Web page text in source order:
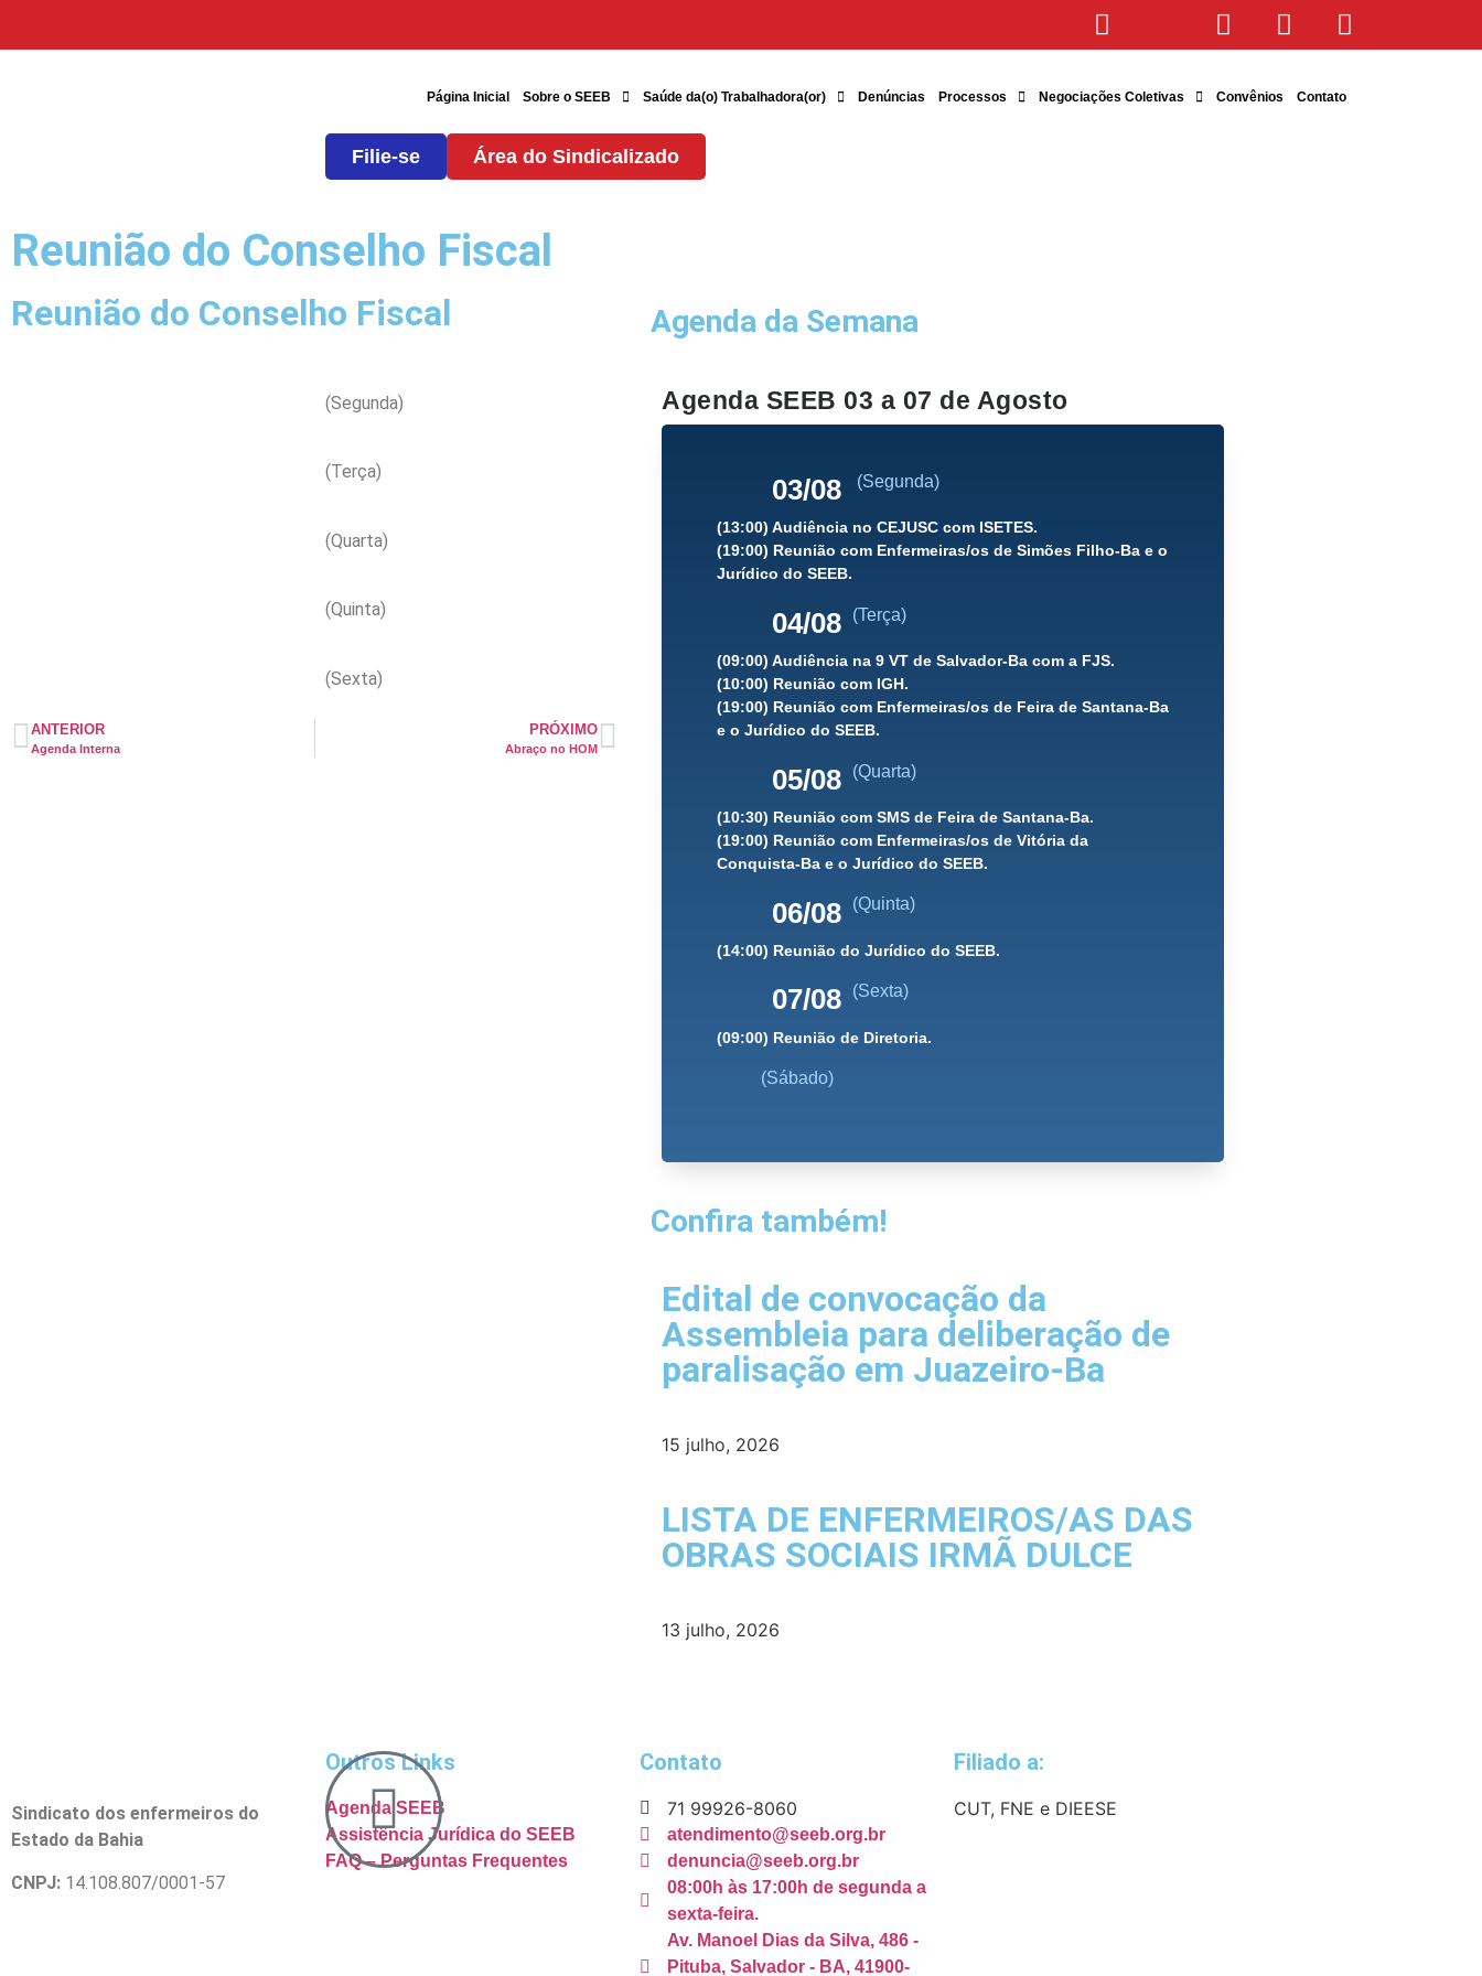
Página Inicial Sobre o SEEB Saúde da(o) Trabalhadora(or) Denúncias Processos Negociações Coletivas Convênios Contato
Filie-se Área do Sindicalizado
Reunião do Conselho Fiscal
Reunião do Conselho Fiscal
(Segunda)
(Terça)
(Quarta)
(Quinta)
(Sexta)
ANTERIOR
Agenda Interna
PRÓXIMO
Abraço no HOM
Agenda da Semana
Agenda SEEB 03 a 07 de Agosto
03/08 (Segunda)
(13:00) Audiência no CEJUSC com ISETES.
(19:00) Reunião com Enfermeiras/os de Simões Filho-Ba e o
Jurídico do SEEB.
04/08 (Terça)
(09:00) Audiência na 9 VT de Salvador-Ba com a FJS.
(10:00) Reunião com IGH.
(19:00) Reunião com Enfermeiras/os de Feira de Santana-Ba
e o Jurídico do SEEB.
05/08 (Quarta)
(10:30) Reunião com SMS de Feira de Santana-Ba.
(19:00) Reunião com Enfermeiras/os de Vitória da
Conquista-Ba e o Jurídico do SEEB.
06/08 (Quinta)
(14:00) Reunião do Jurídico do SEEB.
07/08 (Sexta)
(09:00) Reunião de Diretoria.
(Sábado)
Confira também!
Edital de convocação da
Assembleia para deliberação de
paralisação em Juazeiro-Ba
15 julho, 2026
LISTA DE ENFERMEIROS/AS DAS
OBRAS SOCIAIS IRMÃ DULCE
13 julho, 2026
Sindicato dos enfermeiros do
Estado da Bahia
CNPJ: 14.108.807/0001-57
Outros Links
Agenda SEEB
Assistência Jurídica do SEEB
FAQ – Perguntas Frequentes
Contato
71 99926-8060
atendimento@seeb.org.br
denuncia@seeb.org.br
08:00h às 17:00h de segunda a
sexta-feira.
Av. Manoel Dias da Silva, 486 -
Pituba, Salvador - BA, 41900-
Filiado a:
CUT, FNE e DIEESE